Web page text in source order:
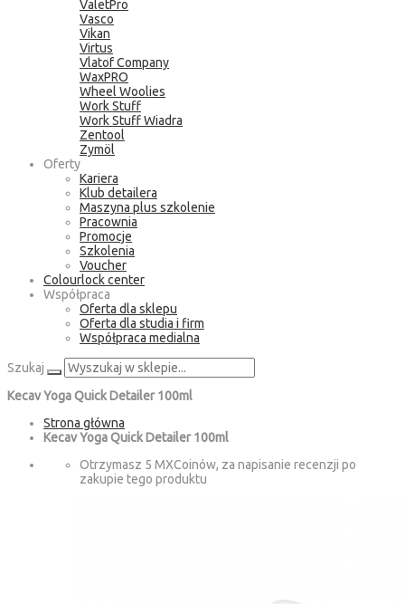
ValetPro
Vasco
Vikan
Virtus
Vlatof Company
WaxPRO
Wheel Woolies
Work Stuff
Work Stuff Wiadra
Zentool
Zymöl
Oferty
Kariera
Klub detailera
Maszyna plus szkolenie
Pracownia
Promocje
Szkolenia
Voucher
Colourlock center
Współpraca
Oferta dla sklepu
Oferta dla studia i firm
Współpraca medialna
Szukaj
Kecav Yoga Quick Detailer 100ml
Strona główna
Kecav Yoga Quick Detailer 100ml
Otrzymasz 5 MXCoinów, za napisanie recenzji po
zakupie tego produktu